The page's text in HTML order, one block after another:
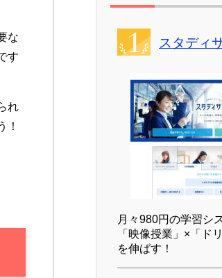
な
す
れ
！
スタディ
月々980円の学習シ
「映像授業」×「ド
を伸ばす！